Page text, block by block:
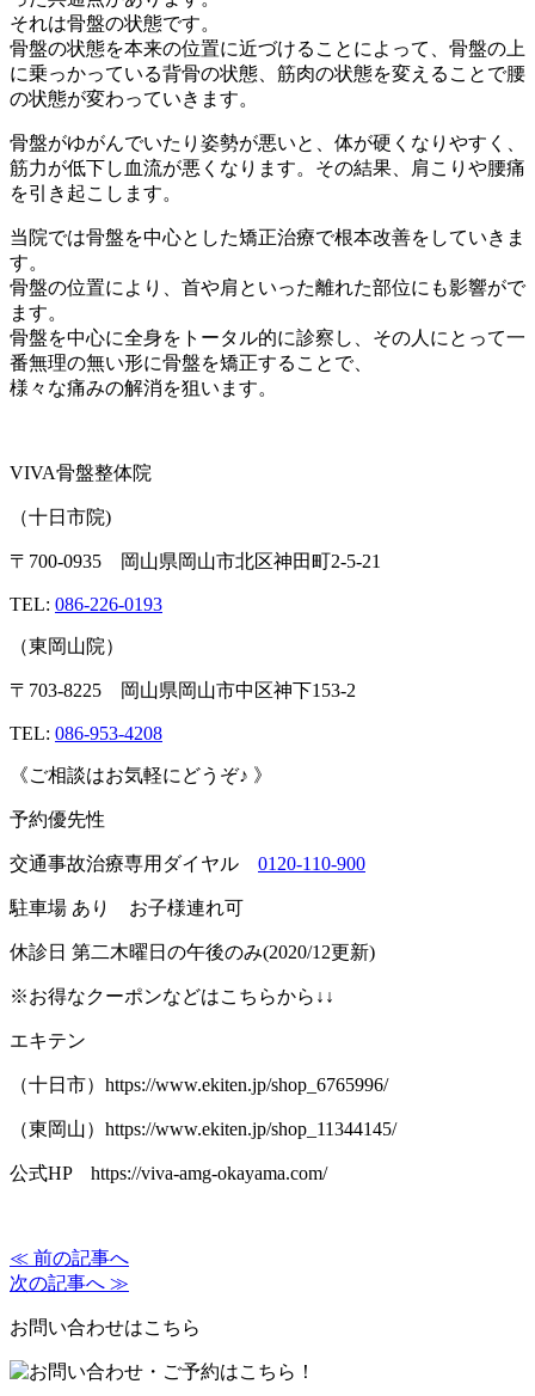
それは骨盤の状態です。
骨盤の状態を本来の位置に近づけることによって、骨盤の上
に乗っかっている背骨の状態、筋肉の状態を変えることで腰
の状態が変わっていきます。
骨盤がゆがんでいたり姿勢が悪いと、体が硬くなりやすく、
筋力が低下し血流が悪くなります。その結果、肩こりや腰痛
を引き起こします。
当院では骨盤を中心とした矯正治療で根本改善をしていきま
す。
骨盤の位置により、首や肩といった離れた部位にも影響がで
ます。
骨盤を中心に全身をトータル的に診察し、その人にとって一
番無理の無い形に骨盤を矯正することで、
様々な痛みの解消を狙います。
VIVA骨盤整体院
（十日市院)
〒 700-0935 岡山県岡山市北区神田町2-5-21
TEL: 086-226-0193
（東岡山院）
〒 703-8225 岡山県岡山市中区神下153-2
TEL: 086-953-4208
《ご相談はお気軽にどうぞ♪ 》
予約優先性
交通事故治療専用ダイヤル 0120-110-900
駐車場 あり お子様連れ可
休診日 第二木曜日の午後のみ(2020/12更新)
※お得なクーポンなどはこちらから ↓↓
エキテン
（十日市） https://www.ekiten.jp/shop_6765996/
（東岡山） https://www.ekiten.jp/shop_11344145/
公式HP https://viva-amg-okayama.com/
≪ 前の記事へ
次の記事へ ≫
お問い合わせはこちら